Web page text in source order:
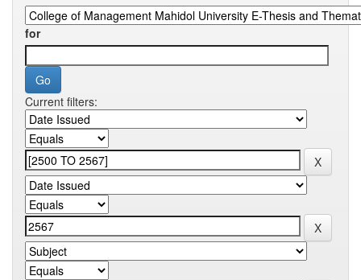
for
Current filters: